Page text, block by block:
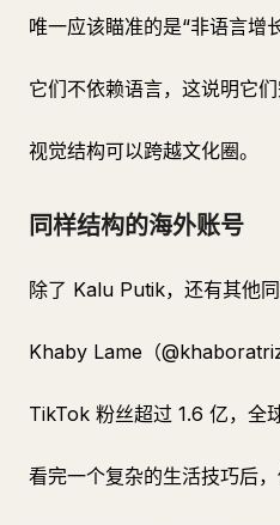
唯一应该瞄准的是“非语言增
它们不依赖语言，这说明它们
视觉结构可以跨越文化圈。
同样结构的海外账号
除了 Kalu Putik，还有其他同
Khaby Lame（@khaboratriz
TikTok 粉丝超过 1.6 亿，全
看完一个复杂的生活技巧后，